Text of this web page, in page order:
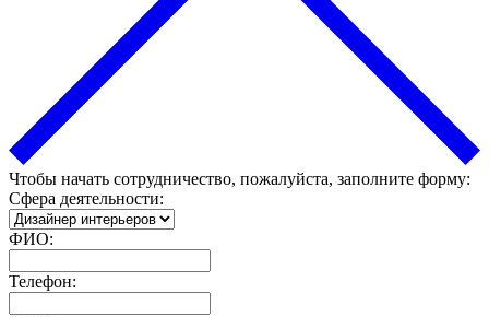
Чтобы начать сотрудничество, пожалуйста, заполните форму:
Сфера деятельности:
ФИО:
Телефон: